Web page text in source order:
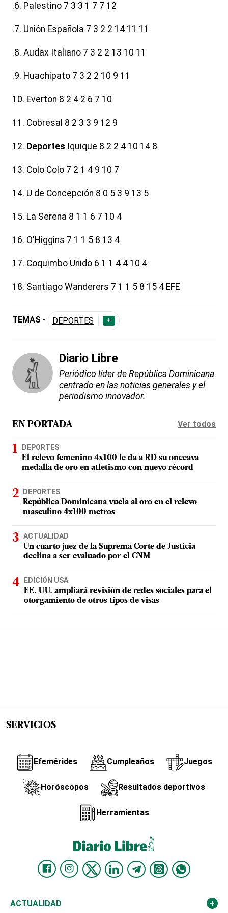
.6. Palestino 7 3 3 1 7 7 12
.7. Unión Española 7 3 2 2 14 11 11
.8. Audax Italiano 7 3 2 2 13 10 11
.9. Huachipato 7 3 2 2 10 9 11
10. Everton 8 2 4 2 6 7 10
11. Cobresal 8 2 3 3 9 12 9
12. Deportes Iquique 8 2 2 4 10 14 8
13. Colo Colo 7 2 1 4 9 10 7
14. U de Concepción 8 0 5 3 9 13 5
15. La Serena 8 1 1 6 7 10 4
16. O'Higgins 7 1 1 5 8 13 4
17. Coquimbo Unido 6 1 1 4 4 10 4
18. Santiago Wanderers 7 1 1 5 8 15 4 EFE
TEMAS - DEPORTES +
Diario Libre
Periódico líder de República Dominicana
centrado en las noticias generales y el
periodismo innovador.
EN PORTADA Ver todos
DEPORTES
El relevo femenino 4x100 le da a RD su onceava
medalla de oro en atletismo con nuevo récord
DEPORTES
República Dominicana vuela al oro en el relevo
masculino 4x100 metros
ACTUALIDAD
Un cuarto juez de la Suprema Corte de Justicia
declina a ser evaluado por el CNM
EDICIÓN USA
EE. UU. ampliará revisión de redes sociales para el
otorgamiento de otros tipos de visas
SERVICIOS
Efemérides Cumpleaños Juegos
Horóscopos Resultados deportivos
Herramientas
ACTUALIDAD